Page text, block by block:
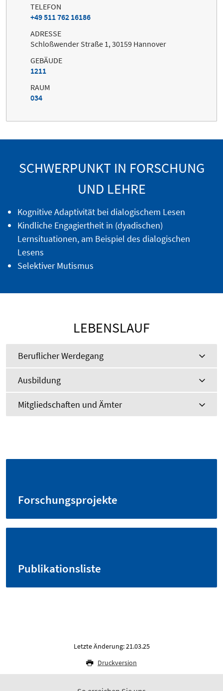
TELEFON
+49 511 762 16186
ADRESSE
Schloßwender Straße 1, 30159 Hannover
GEBÄUDE
1211
RAUM
034
SCHWERPUNKT IN FORSCHUNG
UND LEHRE
Kognitive Adaptivität bei dialogischem Lesen
Kindliche Engagiertheit in (dyadischen)
Lernsituationen, am Beispiel des dialogischen
Lesens
Selektiver Mutismus
LEBENSLAUF
Beruflicher Werdegang
Ausbildung
Mitgliedschaften und Ämter
Forschungsprojekte
Publikationsliste
Letzte Änderung: 21.03.25
Druckversion